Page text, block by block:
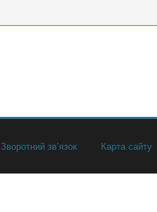
Зворотний зв’язок Карта сайту